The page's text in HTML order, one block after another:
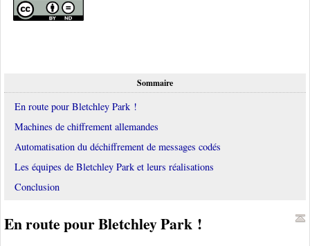
Sommaire
En route pour Bletchley Park !
Machines de chiffrement allemandes
Automatisation du déchiffrement de messages codés
Les équipes de Bletchley Park et leurs réalisations
Conclusion
En route pour Bletchley Park !